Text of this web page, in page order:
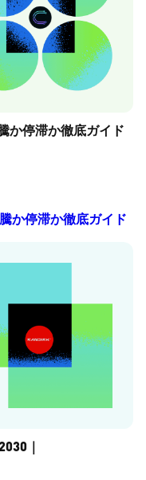
か停滞か徹底ガイド
か停滞か徹底ガイド
｜